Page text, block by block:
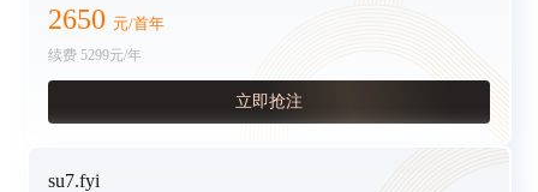
2650 元/首年
续费 5299元/年
立即抢注
su7.fyi